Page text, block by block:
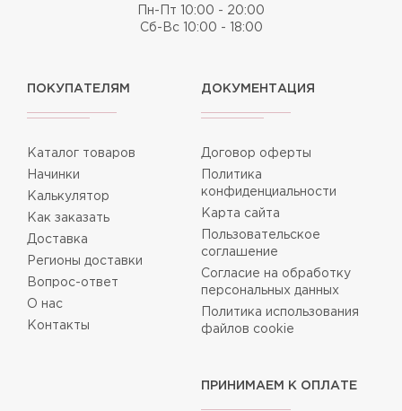
Пн-Пт 10:00 - 20:00
Сб-Вс 10:00 - 18:00
ПОКУПАТЕЛЯМ
Каталог товаров
Начинки
Калькулятор
Как заказать
Доставка
Регионы доставки
Вопрос-ответ
О нас
Контакты
ДОКУМЕНТАЦИЯ
Договор оферты
Политика
конфиденциальности
Карта сайта
Пользовательское
соглашение
Согласие на обработку
персональных данных
Политика использования
файлов cookie
ПРИНИМАЕМ К ОПЛАТЕ